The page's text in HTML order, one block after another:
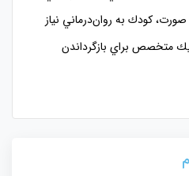
كودك به روان‌درماني نياز
متخصص براي بازگرداندن